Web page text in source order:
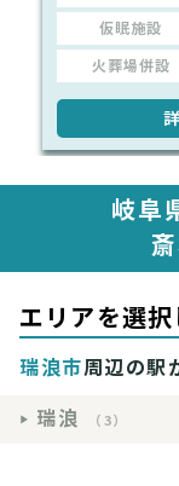
仮眠施設
火葬場併設
岐阜
エリアを選
瑞浪市周辺の駅
瑞浪
（3）